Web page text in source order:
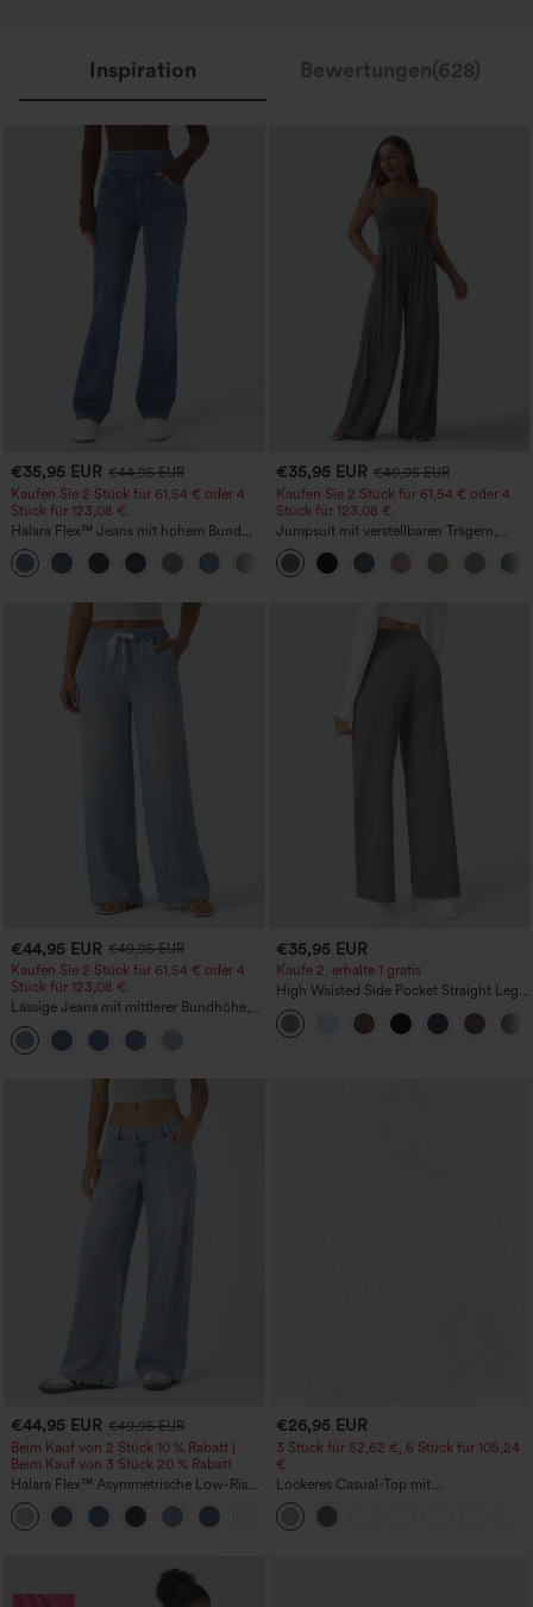
Inspiration Bewertungen(628)
€35,95 EUR €44,95 EUR
Kaufen Sie 2 Stück für 61,54 € oder 4
Stück für 123,08 €.
Halara Flex™ Jeans mit hohem Bund
und Taschen, gewaschener, lässiger
Bootcut
+5
€35,95 EUR €40,95 EUR
Kaufen Sie 2 Stück für 61,54 € oder 4
Stück für 123,08 €.
Jumpsuit mit verstellbaren Trägern,
gerafftem Detail, weitem Bein und
meliertem Stoff, lässig, mit Taschen -
Easy Peezy
€44,95 EUR €49,95 EUR
Kaufen Sie 2 Stück für 61,54 € oder 4
Stück für 123,08 €.
Lässige Jeans mit mittlerer Bundhöhe,
Kordelzug und Taschen
€35,95 EUR
Kaufe 2, erhalte 1 gratis
High Waisted Side Pocket Straight Leg
Work Pants
€44,95 EUR €49,95 EUR
Beim Kauf von 2 Stück 10 % Rabatt |
Beim Kauf von 3 Stück 20 % Rabatt
Halara Flex™ Asymmetrische Low-Rise-
Jeans mit Reißverschlusstaschen,
Baggy-Stil, weitem Bein, gewaschen,
lässig
€26,95 EUR
3 Stück für 52,62 €, 6 Stück für 105,24
€
Lockeres Casual-Top mit
Rundhalsausschnitt und
Fledermausärmeln